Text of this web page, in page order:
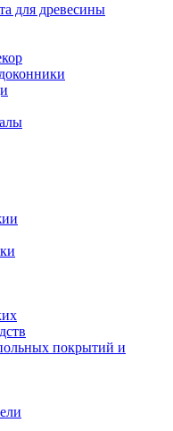
для древесины
покрытий и